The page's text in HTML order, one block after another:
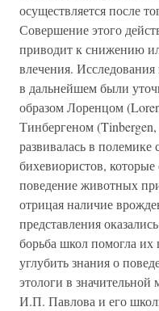
осуществляется после
Совершение этого
приводит к снижению
влечения.
в дальнейшем были
образом Лоренцом
Тинбергеном
развивалась в
бихевиористов, которые
поведение животных
отрицая наличие
представления
борьба школ помогла их
углубить знания о
этологи в
И.П. Павлова и его